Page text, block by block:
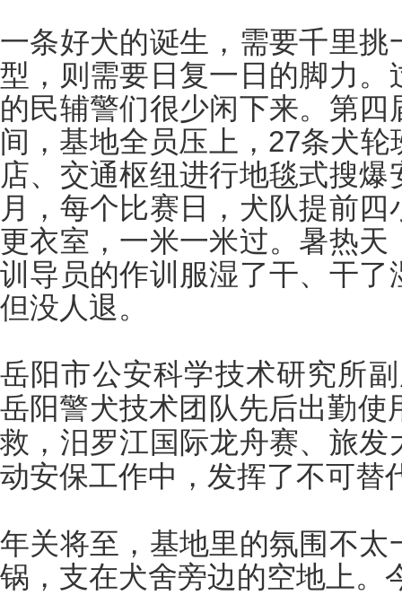
一条好犬的诞生，需要千里
型，则需要日复一日的脚力
的民辅警们很少闲下来。第
间，基地全员压上， 27条犬轮
店、交通枢纽进行地毯式搜
月，每个比赛日，犬队提前
更衣室，一米一米过。暑热
训导员的作训服湿了干、干
但没人退。
岳阳市公安科学技术研究所
岳阳警犬技术团队先后出勤使
救，汨罗江国际龙舟赛、旅
动安保工作中，发挥了不可替
年关将至，基地里的氛围不
锅，支在犬舍旁边的空地上。